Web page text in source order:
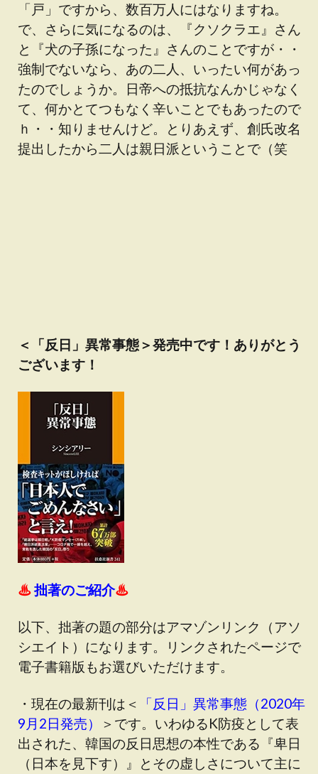
「戸」ですから、数百万人にはなりますね。
で、さらに気になるのは、『クソクラエ』さん
と『犬の子孫になった』さんのことですが・・
強制でないなら、あの二人、いったい何があっ
たのでしょうか。日帝への抵抗なんかじゃなく
て、何かとてつもなく辛いことでもあったので
ｈ・・知りませんけど。とりあえず、創氏改名
提出したから二人は親日派ということで（笑
＜「反日」異常事態＞発売中です！ありがとう
ございます！
♨拙著のご紹介♨
以下、拙著の題の部分はアマゾンリンク（アソ
シエイト）になります。リンクされたページで
電子書籍版もお選びいただけます。
・現在の最新刊は＜
「反日」異常事態（2020年
9月2日発売）
＞です。いわゆるK防疫として表
出された、韓国の反日思想の本性である『卑日
（日本を見下す）』とその虚しさについて主に